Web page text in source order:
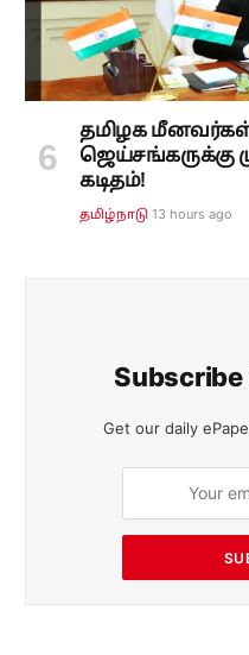
தமிழக
ஜெய்சங்கருக்கு
கடிதம்!
தமிழ்நாடு 13 hours ago
Subscribe
Get our daily